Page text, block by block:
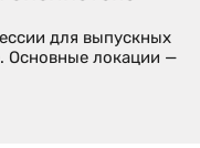
для выпускных
Основные локации —